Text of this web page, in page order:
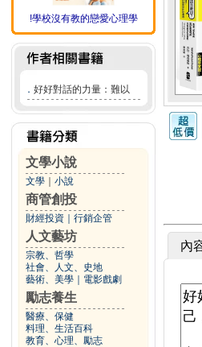
!學校沒有教的戀愛心理學
． 好好對話的力量：難以
文學小說
文學 小說
商管創投
財經投資 行銷企管
人文藝坊
宗教、哲學
社會、人文、史地
藝術、美學
電影戲劇
勵志養生
醫療、保健
料理、生活百科
教育、心理、勵志
內